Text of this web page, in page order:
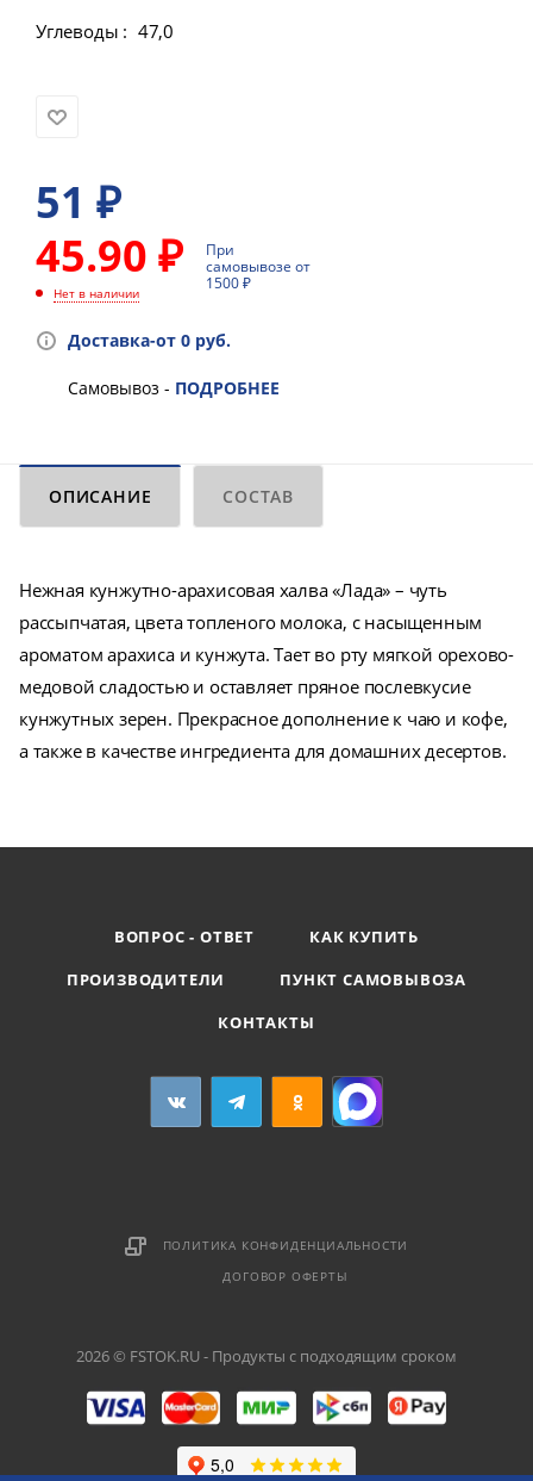
Углеводы : 47,0
51 ₽
45.90 ₽
При
самовывозе от
1500 ₽
Нет в наличии
Доставка-от 0 руб.
Самовывоз - ПОДРОБНЕЕ
ОПИСАНИЕ СОСТАВ
Нежная кунжутно-арахисовая халва «Лада» – чуть
рассыпчатая, цвета топленого молока, с насыщенным
ароматом арахиса и кунжута. Тает во рту мягкой орехово-
медовой сладостью и оставляет пряное послевкусие
кунжутных зерен. Прекрасное дополнение к чаю и кофе,
а также в качестве ингредиента для домашних десертов.
ВОПРОС - ОТВЕТ
КАК КУПИТЬ
ПРОИЗВОДИТЕЛИ
ПУНКТ САМОВЫВОЗА
КОНТАКТЫ
ПОЛИТИКА КОНФИДЕНЦИАЛЬНОСТИ
ДОГОВОР ОФЕРТЫ
2026 © FSTOK.RU - Продукты с подходящим сроком